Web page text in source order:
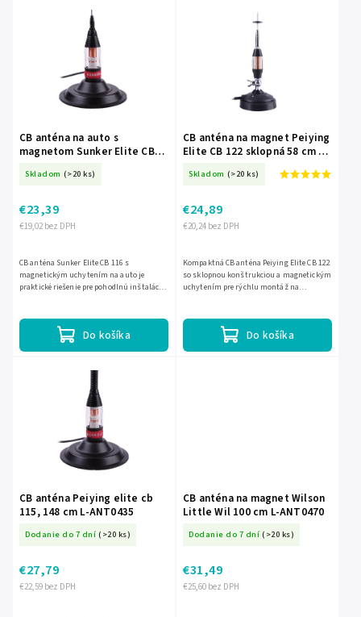
Abecedne
CB anténa na auto s
magnetom Sunker Elite CB
Skladom (>20 ks)
€19,02 bez DPH
€23,39
Do košíka
CB anténa Sunker Elite CB 116 s
magnetickým uchytením na auto je
praktické riešenie pre pohodlnú inštaláciu
CB anténa na magnet Peiying
Elite CB 122 sklopná 58 cm L-
Skladom (>20 ks)
€20,24 bez DPH
€24,89
Do košíka
Kompaktná CB anténa Peiying Elite CB 122
so sklopnou konštrukciou a magnetickým
uchytením pre rýchlu montáž na
CB anténa Peiying elite cb
115, 148 cm L-ANT0435
Dodanie do 7 dní (>20 ks)
€22,59 bez DPH
€27,79
CB anténa na magnet Wilson
Little Wil 100 cm L-ANT0470
Dodanie do 7 dní (>20 ks)
€25,60 bez DPH
€31,49